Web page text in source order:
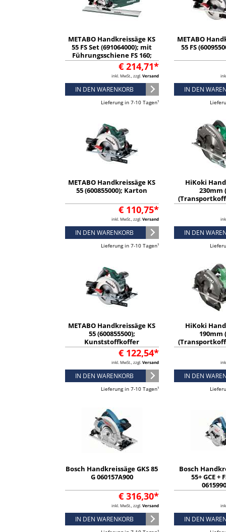
METABO Handkreissäge KS
55 FS Set (691064000); mit
Führungsschiene FS 160;
Kunststoffkoffer€ 214,71*
inkl. MwSt., zzgl. Versand
IN DEN WARENKORB
Lieferung in 7-10 Tagen¹
METABO
55 FS
IN DEN
METABO Handkreissäge KS
55 (600855000); Karton
€ 110,75*
inkl. MwSt., zzgl. Versand
IN DEN WARENKORB
Lieferung in 7-10 Tagen¹
HiKoki
230mm
88mm
IN DEN
METABO Handkreissäge KS
55 (600855500);
Kunststoffkoffer
€ 122,54*
inkl. MwSt., zzgl. Versand
IN DEN WARENKORB
Lieferung in 7-10 Tagen¹
HiKoki
190mm
66mm
IN DEN
Bosch Handkreissäge GKS 85
G 060157A900
€ 316,30*
inkl. MwSt., zzgl. Versand
IN DEN WARENKORB
Bosch
55+ GCE +
IN DEN